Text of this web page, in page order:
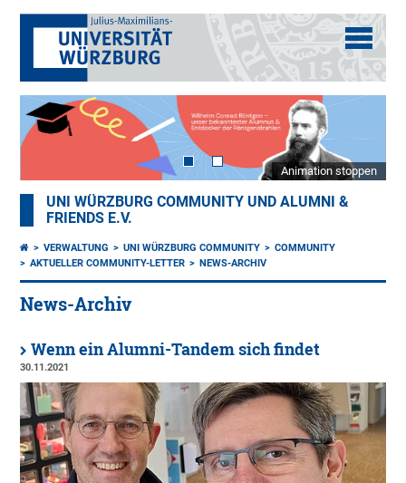
Animation stoppen
UNI WÜRZBURG COMMUNITY UND ALUMNI &
FRIENDS E.V.
VERWALTUNG UNI WÜRZBURG COMMUNITY
COMMUNITY
AKTUELLER COMMUNITY-LETTER
NEWS-ARCHIV
News-Archiv
Wenn ein Alumni-Tandem sich findet
30.11.2021